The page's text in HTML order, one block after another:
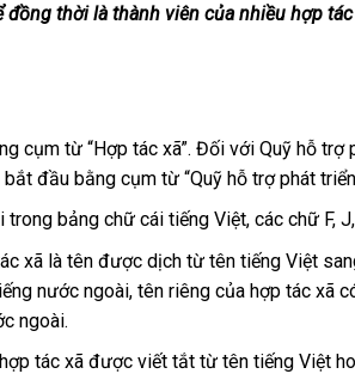
đồng thời là thành viên của nhiều hợp
cụm từ “Hợp tác xã”. Đối với Quỹ hỗ trợ
đầu bằng cụm từ “Quỹ hỗ trợ phát
bảng chữ cái tiếng Việt, các chữ F,
xã là tên được dịch từ tên tiếng Việt
nước ngoài, tên riêng của hợp tác xã
ngoài.
tác xã được viết tắt từ tên tiếng Việt